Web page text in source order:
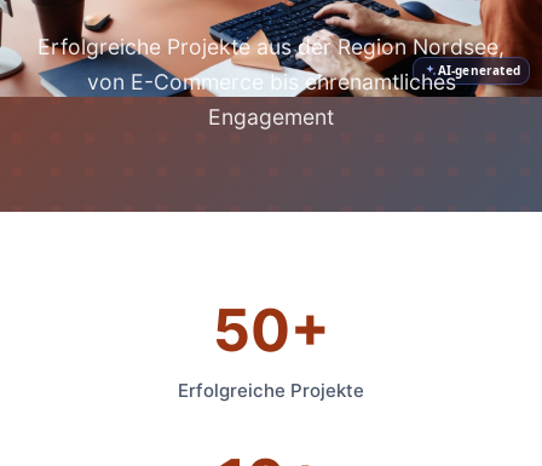
AI-generated
Erfolgreiche Projekte aus der Region Nordsee,
von E-Commerce bis ehrenamtliches
Engagement
50+
Erfolgreiche Projekte